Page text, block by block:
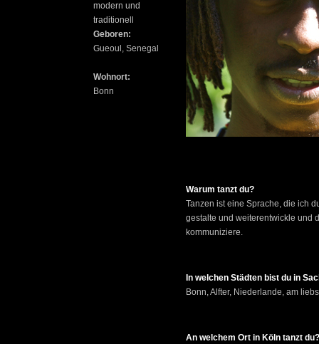
modern und
traditionell
Geboren:
Gueoul, Senegal
Wohnort:
Bonn
Warum tanzt du?
Tanzen ist eine Sprache, die ich
gestalte und weiterentwickle und
kommuniziere.
In welchen Städten bist du in
Bonn, Alfter, Niederlande, am
An welchem Ort in Köln tanzt du?